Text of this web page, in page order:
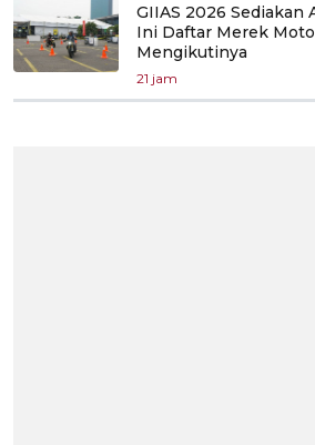
GIIAS 2026 Sediakan
Ini Daftar Merek
Mengikutinya
21 jam